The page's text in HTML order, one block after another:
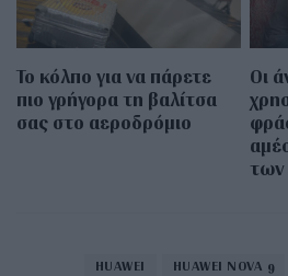
Το κόλπο για να πάρετε
πιο γρήγορα τη βαλίτσα
σας στο αεροδρόμιο
Οι
των
HUAWEI HUAWEI NOVA 9